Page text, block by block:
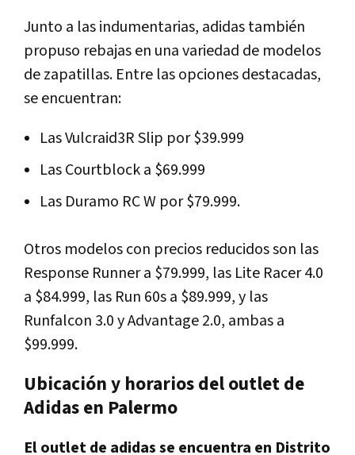
Junto a las indumentarias, adidas también
propuso rebajas en una variedad de modelos
de zapatillas. Entre las opciones destacadas,
se encuentran:
Las Vulcraid3R Slip por $39.999
Las Courtblock a $69.999
Las Duramo RC W por $79.999.
Otros modelos con precios reducidos son las
Response Runner a $79.999, las Lite Racer 4.0
a $84.999, las Run 60s a $89.999, y las
Runfalcon 3.0 y Advantage 2.0, ambas a
$99.999.
Ubicación y horarios del outlet de
Adidas en Palermo
El outlet de adidas se encuentra en Distrito